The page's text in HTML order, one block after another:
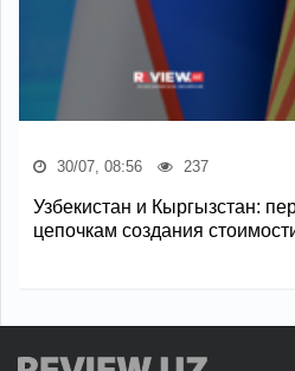
30/07, 08:56 237
Узбекистан и Кыргызстан:
цепочкам создания